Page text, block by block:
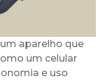
aparelho que
um celular
e uso